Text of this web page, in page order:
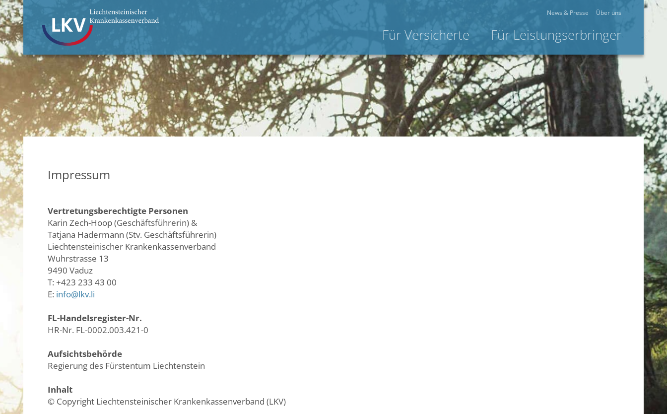
News & Presse Über uns
Für Versicherte Für Leistungserbringer
Impressum
Vertretungsberechtigte Personen
Karin Zech-Hoop (Geschäftsführerin) &
Tatjana Hadermann (Stv. Geschäftsführerin)
Liechtensteinischer Krankenkassenverband
Wuhrstrasse 13
9490 Vaduz
T: +423 233 43 00
E: info@lkv.li
FL-Handelsregister-Nr.
HR-Nr. FL-0002.003.421-0
Aufsichtsbehörde
Regierung des Fürstentum Liechtenstein
Inhalt
© Copyright Liechtensteinischer Krankenkassenverband (LKV)